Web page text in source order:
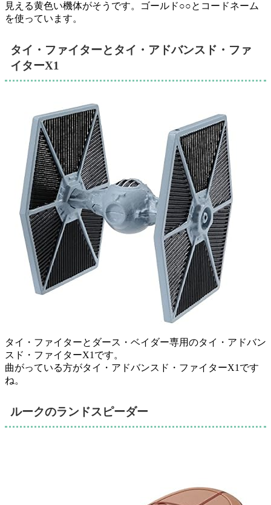
見える黄色い機体がそうです。ゴールド○○とコードネーム
を使っています。
タイ・ファイターとタイ・アドバンスド・ファ
イターX1
タイ・ファイターとダース・ベイダー専用のタイ・アドバン
スド・ファイターX1です。
曲がっている方がタイ・アドバンスド・ファイターX1です
ね。
ルークのランドスピーダー